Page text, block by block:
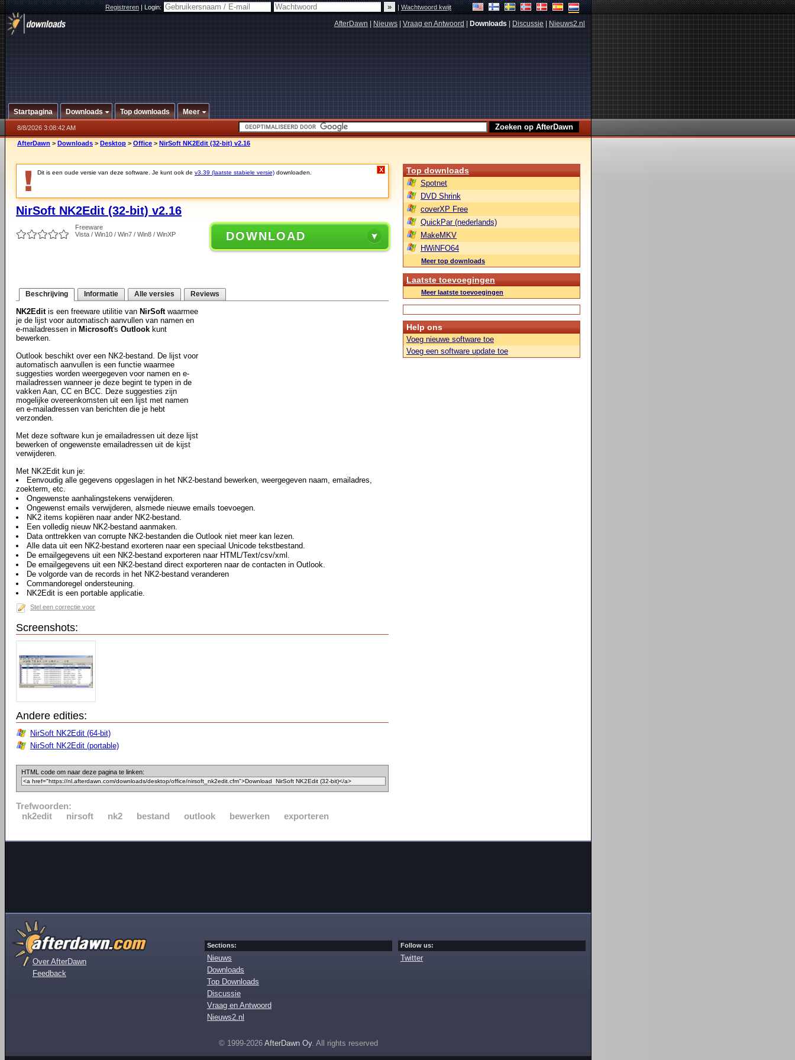
Registreren|Login: |Wachtwoord kwijt
AfterDawn Nieuws Vraag en Antwoord Downloads Discussie Nieuws2.nl
Startpagina Downloads Top downloads Meer
8/8/2026 3:08:42 AM
AfterDawn > Downloads > Desktop > Office > NirSoft NK2Edit (32-bit) v2.16
Dit is een oude versie van deze software. Je kunt ook de v3.39 (laatste stabiele versie) downloaden. X
NirSoft NK2Edit (32-bit) v2.16
Freeware
Vista / Win10 / Win7 / Win8 / WinXP
DOWNLOAD
Beschrijving Informatie Alle versies Reviews
NK2Editis een freeware utilitie van NirSoftwaarmee
je de lijst voor automatisch aanvullen van namen en
e-mailadressen in Microsoft's Outlook kunt
bewerken.
Outlook beschikt over een NK2-bestand. De lijst voor
automatisch aanvullen is een functie waarmee
suggesties worden weergegeven voor namen en e-
mailadressen wanneer je deze begint te typen in de
vakken Aan, CC en BCC. Deze suggesties zijn
mogelijke overeenkomsten uit een lijst met namen
en e-mailadressen van berichten die je hebt
verzonden.
Met deze software kun je emailadressen uit deze lijst
bewerken of ongewenste emailadressen uit de kijst
verwijderen.
Met NK2Edit kun je:
Eenvoudig alle gegevens opgeslagen in het NK2-bestand bewerken, weergegeven naam, emailadres,
zoekterm, etc.
Ongewenste aanhalingstekens verwijderen.
Ongewenst emails verwijderen, alsmede nieuwe emails toevoegen.
NK2 items kopiëren naar ander NK2-bestand.
Een volledig nieuw NK2-bestand aanmaken.
Data onttrekken van corrupte NK2-bestanden die Outlook niet meer kan lezen.
Alle data uit een NK2-bestand exorteren naar een speciaal Unicode tekstbestand.
De emailgegevens uit een NK2-bestand exporteren naar HTML/Text/csv/xml.
De emailgegevens uit een NK2-bestand direct exporteren naar de contacten in Outlook.
De volgorde van de records in het NK2-bestand veranderen
Commandoregel ondersteuning.
NK2Edit is een portable applicatie.
Stel een correctie voor
Screenshots:
Andere edities:
NirSoft NK2Edit (64-bit)
NirSoft NK2Edit (portable)
HTML code om naar deze pagina te linken:
Trefwoorden:
nk2edit
nirsoft nk2 bestand outlook bewerken exporteren
Top downloads
Spotnet
DVD Shrink
coverXP Free
QuickPar (nederlands)
MakeMKV
HWiNFO64
Meer top downloads
Laatste toevoegingen
Meer laatste toevoegingen
Help ons
Voeg nieuwe software toe
Voeg een software update toe
Over AfterDawn
Feedback
Sections:
Nieuws
Downloads
Top Downloads
Discussie
Vraag en Antwoord
Nieuws2.nl
Follow us:
Twitter
© 1999-2026 AfterDawn Oy. All rights reserved